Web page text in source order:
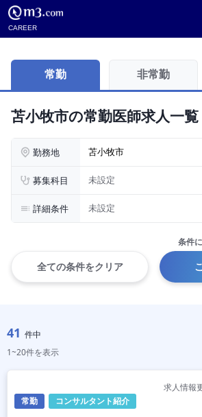
CAREER
常勤 非常勤
苫小牧市の常勤医師求人一覧
勤務地 苫小牧市
募集科目 未設定
詳細条件 未設定
条件
全ての条件をクリア
41 件中
1~20件を表示
常勤 コンサルタント紹介
求人情報